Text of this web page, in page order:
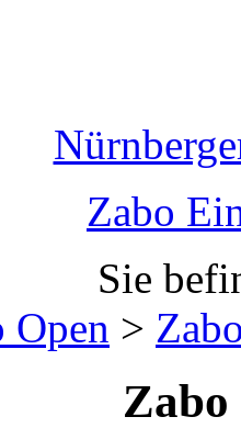
Zabo
Sie
Open >
Zabo